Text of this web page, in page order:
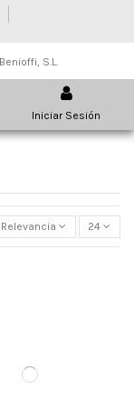
Iniciar Sesión
Relevancia 24